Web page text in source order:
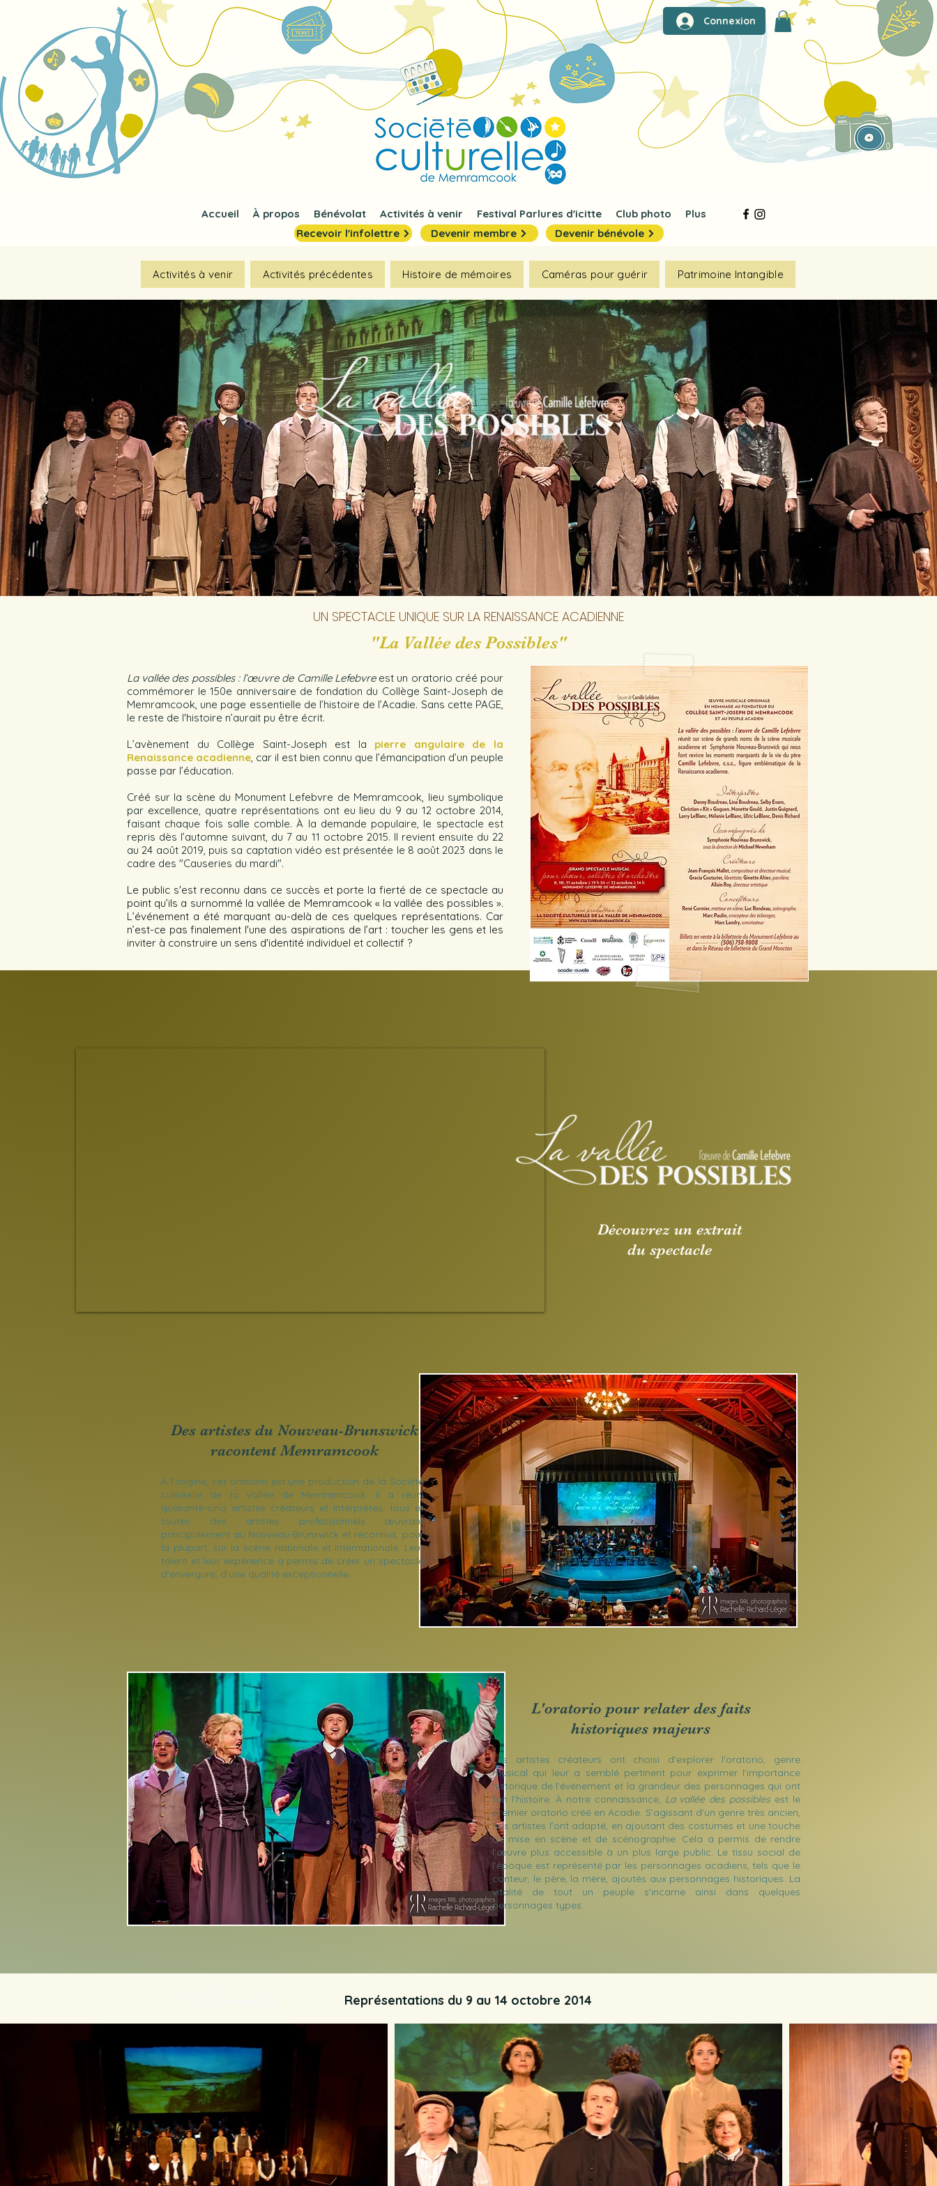
Connexion
Accueil À propos Bénévolat Activités à venir Festival Parlures d'icitte Club photo
Plus
Recevoir l'infolettre
Devenir membre Devenir bénévole
Activités à venir Activités précédentes Histoire de mémoires Caméras pour guérir Patrimoine Intangible
UN SPECTACLE UNIQUE SUR LA RENAISSANCE ACADIENNE
"La Vallée des Possibles"
La vallée des possibles : l’œuvre de Camille Lefebvreest un oratorio créé pour
commémorer le 150e anniversaire de fondation du Collège Saint-Joseph de
Memramcook, une page essentielle de l’histoire de l’Acadie. Sans cette PAGE,
le reste de l'histoire n’aurait pu être écrit.
L’avènement du Collège Saint-Joseph est la pierre angulaire de la
Renaissance acadienne, car il est bien connu que l’émancipation d’un peuple
passe par l’éducation.
Créé sur la scène du Monument Lefebvre de Memramcook, lieu symbolique
par excellence, quatre représentations ont eu lieu du 9 au 12 octobre 2014,
faisant chaque fois salle comble. À la demande populaire, le spectacle est
repris dès l’automne suivant, du 7 au 11 octobre 2015. Il revient ensuite du 22
au 24 août 2019, puis sa captation vidéo est présentée le 8 août 2023 dans le
cadre des "Causeries du mardi".
Le public s'est reconnu dans ce succès et porte la fierté de ce spectacle au
point qu’ils a surnommé la vallée de Memramcook « la vallée des possibles ».
L’événement a été marquant au-delà de ces quelques représentations. Car
n’est-ce pas finalement l'une des aspirations de l’art : toucher les gens et les
inviter à construire un sens d'identité individuel et collectif ?
Découvrez un extrait
du spectacle
Des artistes du Nouveau-Brunswick
racontent Memramcook
À l'origine, cet oratorio est une production de la Société
culturelle de la Vallée de Memramcook. Il a réuni
quarante-cinq artistes créateurs et interprètes, tous et
toutes des artistes professionnels œuvrant
principalement au Nouveau-Brunswick et reconnus, pour
la plupart, sur la scène nationale et internationale. Leur
talent et leur expérience a permis de créer un spectacle
d’envergure, d’une qualité exceptionnelle.
L'oratorio pour relater des faits
historiques majeurs
Les artistes créateurs ont choisi d’explorer l’oratorio, genre
musical qui leur a semblé pertinent pour exprimer l’importance
historique de l’événement et la grandeur des personnages qui ont
fait l’histoire. À notre connaissance, La vallée des possibles est le
premier oratorio créé en Acadie. S’agissant d’un genre très ancien,
nos artistes l’ont adapté, en ajoutant des costumes et une touche
de mise en scène et de scénographie. Cela a permis de rendre
l’œuvre plus accessible à un plus large public. Le tissu social de
l’époque est représenté par les personnages acadiens, tels que le
conteur, le père, la mère, ajoutés aux personnages historiques. La
vitalité de tout un peuple s'incarne ainsi dans quelques
personnages types.
Représentations du 9 au 14 octobre 2014